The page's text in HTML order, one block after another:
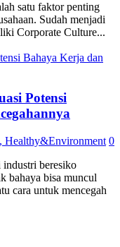
satu faktor penting
Sudah menjadi
Corporate Culture...
Potensi
Healthy&Environment 0
beresiko
bahaya bisa muncul
cara untuk mencegah